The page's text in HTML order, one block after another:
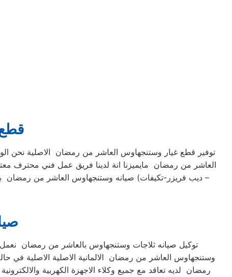
توفير قطع غيار وستنجهاوس العاشر من رمضان الاصلية نحن
العاشر من رمضان مايميزنا انة لدينا فريق عمل فني محترف
– ديب فريزر-تكيفات) صيانه وستنجهاوس العاشر من رمضان
توكيل صيانه ثلاجات وستنجهاوس بالعاشر من رمضان
وستنجهاوس العاشر من رمضان الالمانية الاصلية الاصلية
رمضان لديه تعاقد مع جميع وكلاء الاجهزة الكهربية